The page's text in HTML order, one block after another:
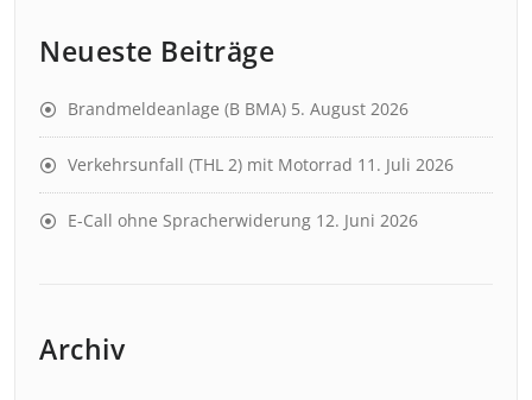
Neueste Beiträge
Brandmeldeanlage (B BMA) 5. August 2026
Verkehrsunfall (THL 2) mit Motorrad 11. Juli 2026
E-Call ohne Spracherwiderung 12. Juni 2026
Archiv